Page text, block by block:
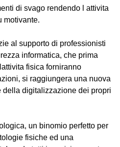
di svago rendendo l attivita
motivante.
al supporto di professionisti
informatica, che prima
fisica forniranno
si raggiungera una nuova
digitalizzazione dei propri
un binomio perfetto per
fisiche ed una